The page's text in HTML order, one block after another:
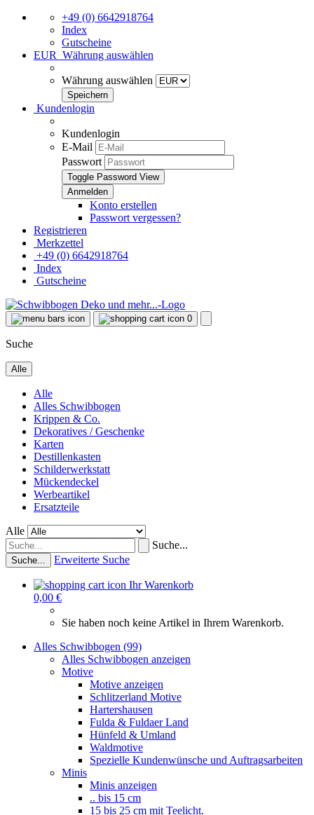
+49 (0) 6642918764
Index
Gutscheine
EUR Währung auswählen
Währung auswählen
Kundenlogin
Kundenlogin
E-Mail
Passwort
Toggle Password View
Konto erstellen
Passwort vergessen?
Registrieren
Merkzettel
+49 (0) 6642918764
Index
Gutscheine
0
Suche
Alle
Alle
Alles Schwibbogen
Krippen & Co.
Dekoratives / Geschenke
Karten
Destillenkasten
Schilderwerkstatt
Mückendeckel
Werbeartikel
Ersatzteile
Alle
Suche...
Suche... Erweiterte Suche
Ihr Warenkorb
0,00 €
Sie haben noch keine Artikel in Ihrem Warenkorb.
Alles Schwibbogen (99)
Alles Schwibbogen anzeigen
Motive
Motive anzeigen
Schlitzerland Motive
Hartershausen
Fulda & Fuldaer Land
Hünfeld & Umland
Waldmotive
Spezielle Kundenwünsche und Auftragsarbeiten
Minis
Minis anzeigen
.. bis 15 cm
15 bis 25 cm mit Teelicht.